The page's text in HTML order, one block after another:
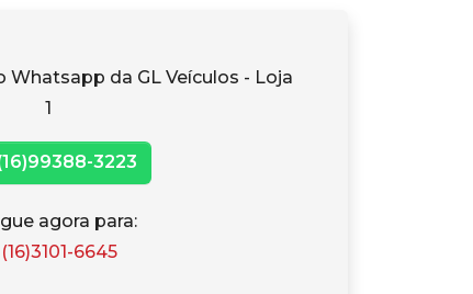
da GL Veículos - Loja
1
3223
agora para:
(16)3101-6645